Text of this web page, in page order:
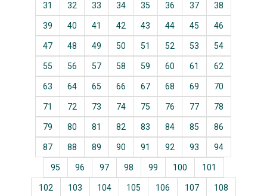
31 32 33 34 35 36 37 38
39 40 41 42 43 44 45 46
47 48 49 50 51 52 53 54
55 56 57 58 59 60 61 62
63 64 65 66 67 68 69 70
71 72 73 74 75 76 77 78
79 80 81 82 83 84 85 86
87 88 89 90 91 92 93 94
95 96 97 98 99 100 101
102 103 104 105 106 107 108